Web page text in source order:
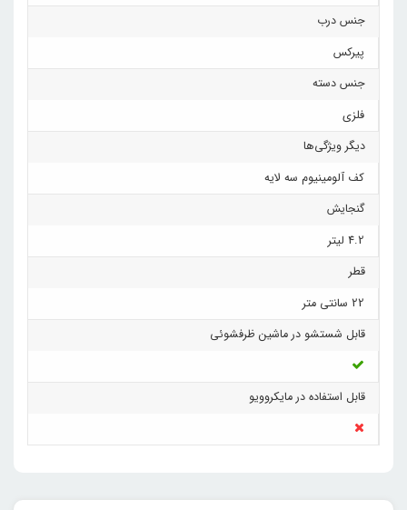
جنس درب
پیرکس
جنس دسته
فلزی
دیگر ویژگی‌ها
کف آلومینیوم سه لایه
گنجایش
4.2 لیتر
قطر
22 سانتی متر
قابل شستشو در ماشین ظرفشوئی
قابل استفاده در مایکروویو